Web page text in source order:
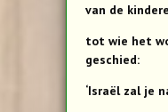
van de
tot wie het
geschied:
‘Israël zal je